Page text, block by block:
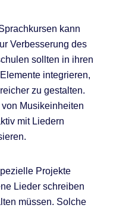
kann
Verbesserung des
sollten in ihren
integrieren,
zu gestalten.
Musikeinheiten
mit Liedern
Projekte
Lieder schreiben
müssen. Solche